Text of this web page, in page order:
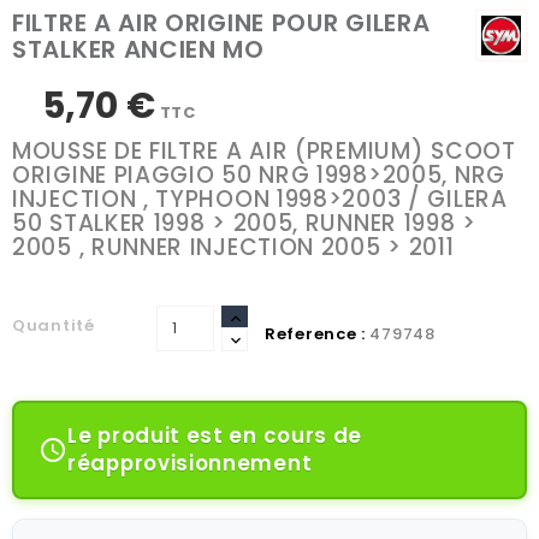
FILTRE A AIR ORIGINE POUR GILERA
STALKER ANCIEN MO
5,70 € TTC
MOUSSE DE FILTRE A AIR (PREMIUM) SCOOT
ORIGINE PIAGGIO 50 NRG 1998>2005, NRG
INJECTION , TYPHOON 1998>2003 / GILERA
50 STALKER 1998 > 2005, RUNNER 1998 >
2005 , RUNNER INJECTION 2005 > 2011
Quantité Reference : 479748
Le produit est en cours de
réapprovisionnement